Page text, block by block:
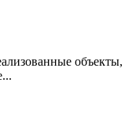
объекты,